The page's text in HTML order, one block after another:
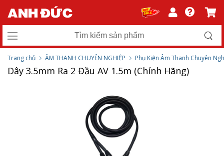
Trang chủ ÂM THANH CHUYÊN NGHIỆP Phụ Kiện Âm Thanh Chuyên
Dây 3.5mm Ra 2 Đầu AV 1.5m (Chính Hãng)